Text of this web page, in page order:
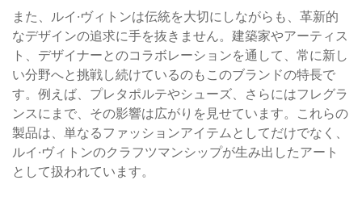
また、ルイ·ヴィトンは伝統を大切にしながらも、革新的
なデザインの追求に手を抜きません。建築家やアーティス
ト、デザイナーとのコラボレーションを通して、常に新し
い分野へと挑戦し続けているのもこのブランドの特長で
す。例えば、プレタポルテやシューズ、さらにはフレグラ
ンスにまで、その影響は広がりを見せています。これらの
製品は、単なるファッションアイテムとしてだけでなく、
ルイ·ヴィトンのクラフツマンシップが生み出したアート
として扱われています。